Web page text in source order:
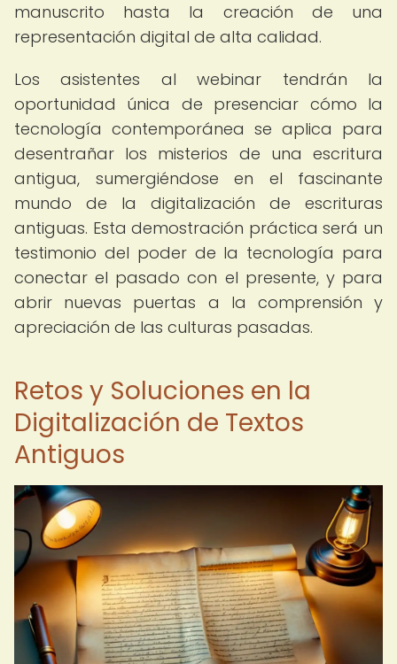
manuscrito hasta la creación de una
representación digital de alta calidad.
Los asistentes al webinar tendrán la
oportunidad única de presenciar cómo la
tecnología contemporánea se aplica para
desentrañar los misterios de una escritura
antigua, sumergiéndose en el fascinante
mundo de la digitalización de escrituras
antiguas. Esta demostración práctica será un
testimonio del poder de la tecnología para
conectar el pasado con el presente, y para
abrir nuevas puertas a la comprensión y
apreciación de las culturas pasadas.
Retos y Soluciones en la
Digitalización de Textos
Antiguos